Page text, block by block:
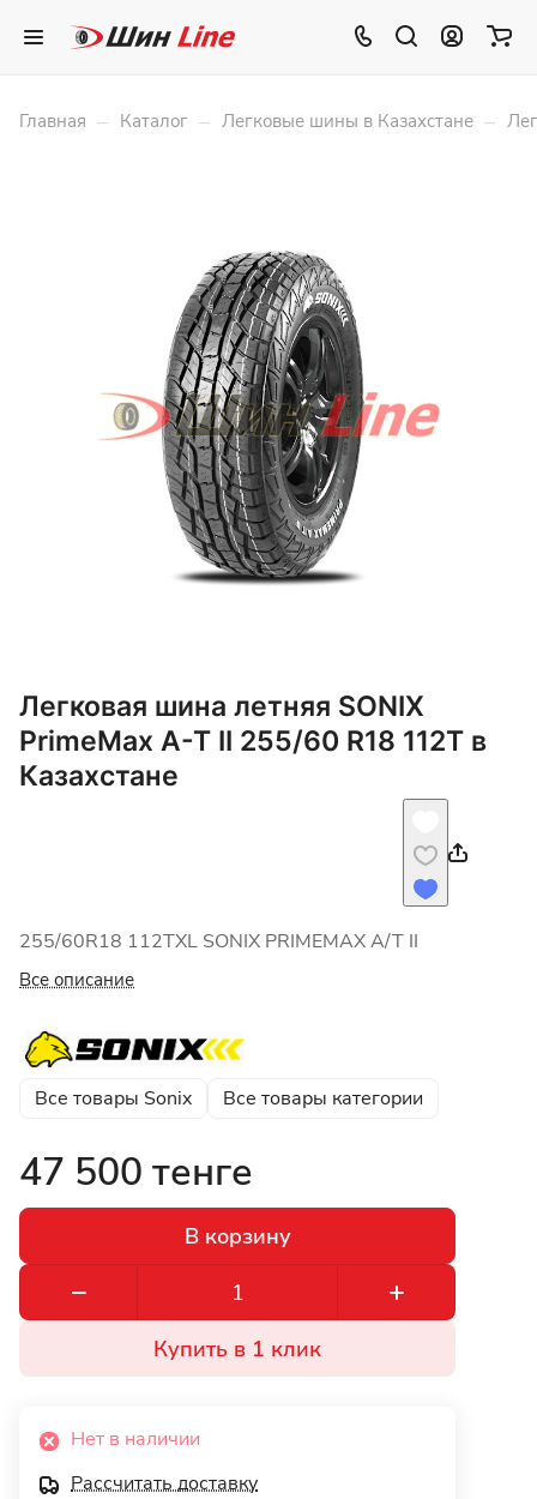
Главная – Каталог – Легковые шины в Казахстане –
Легковая шина летняя SONIX
PrimeMax A-T II 255/60 R18 112T в
Казахстане
255/60R18 112TXL SONIX PRIMEMAX A/T II
Все описание
Все товары Sonix Все товары категории
47 500 тенге
В корзину
Купить в 1 клик
Нет в наличии
Рассчитать доставку